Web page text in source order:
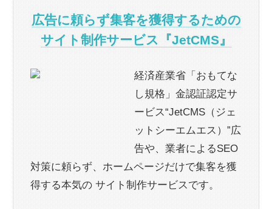
広告に頼らず集客を獲得するための
サイト制作サービス『JetCMS』
経済産業省「おもてな
し規格」金認証認定サ
ービス“JetCMS（ジェ
ットシーエムエス）”広
告や、業者によるSEO
対策に頼らず、ホームページだけで集客を獲
得する本気の サイト制作サービスです。